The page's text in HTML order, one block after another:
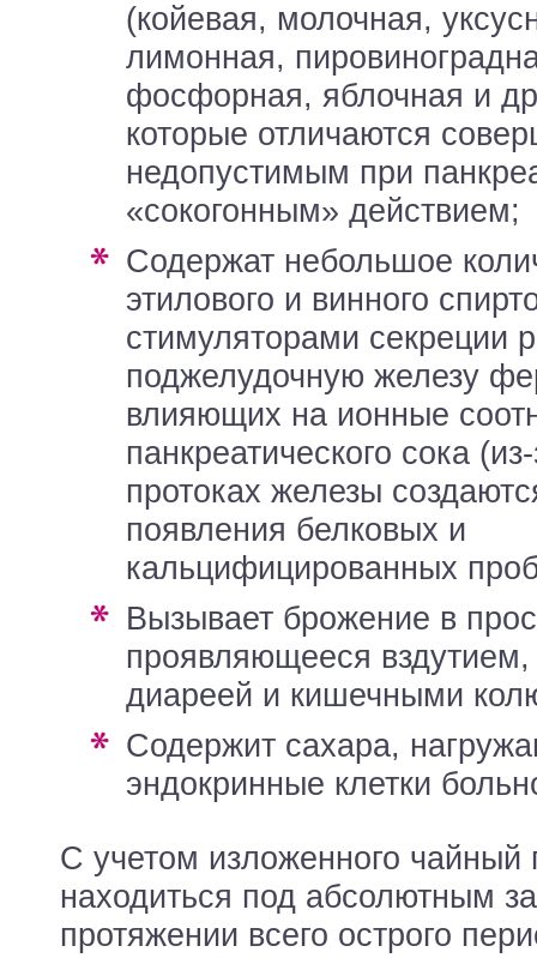
(койевая, молочная,
лимонная,
фосфорная, яблочная и
которые отличаются
недопустимым при
«сокогонным» действием;
содержат небольшое количество
этилового и винного
стимуляторами секреции
поджелудочную железу
влияющих на ионные
панкреатического сока
протоках железы
появления белковых и
кальцифицированных
вызывает брожение в просвете кишечника,
проявляющееся вздутием,
диареей и кишечными
содержит сахара, нагружающие
эндокринные клетки
С учетом изложенного чайный
находиться под абсолютным
протяжении всего острого